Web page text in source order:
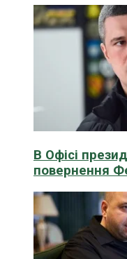
В Офісі
повернення